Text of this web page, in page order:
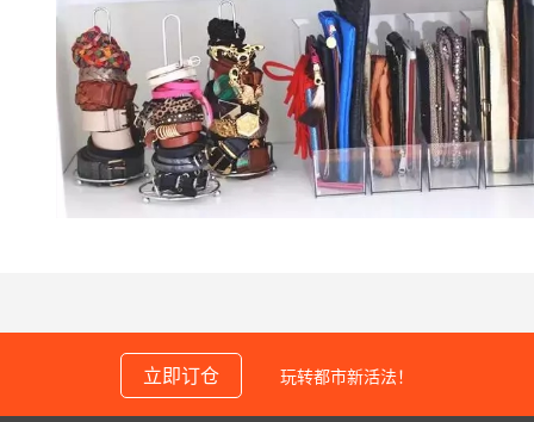
立即订仓 玩转都市新活法！